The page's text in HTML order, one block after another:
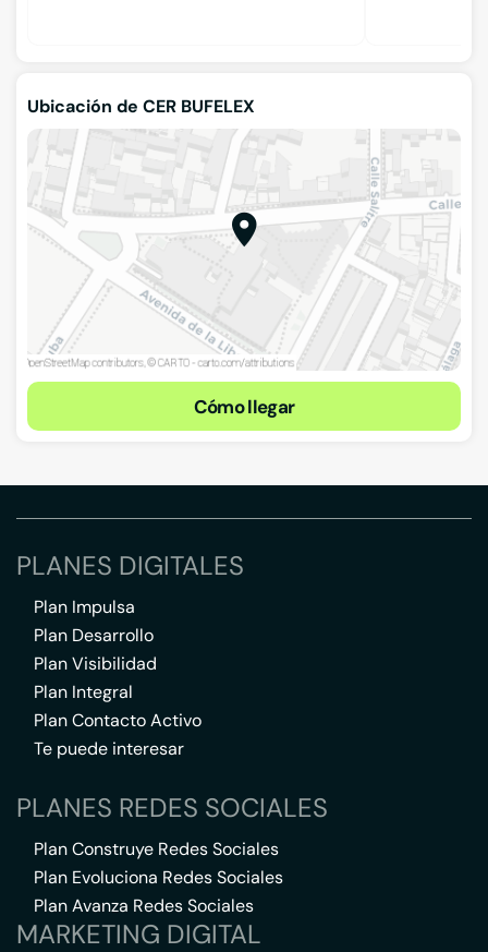
Ubicación de CER BUFELEX
Cómo llegar
PLANES DIGITALES
Plan Impulsa
Plan Desarrollo
Plan Visibilidad
Plan Integral
Plan Contacto Activo
Te puede interesar
PLANES REDES SOCIALES
Plan Construye Redes Sociales
Plan Evoluciona Redes Sociales
Plan Avanza Redes Sociales
MARKETING DIGITAL